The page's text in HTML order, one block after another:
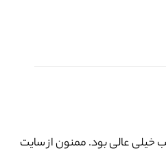
خیلی عالی بود. ممنون از سایت